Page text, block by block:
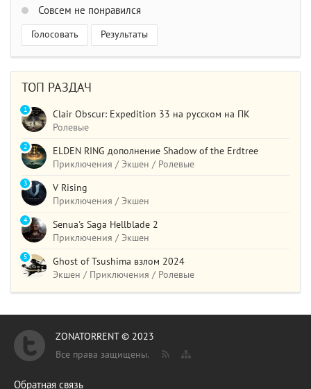
Совсем не понравился
Голосовать Результаты
ТОП РАЗДАЧ
Clair Obscur: Expedition 33 на русском на ПК
Ролевые
1
ELDEN RING дополнение Shadow of the Erdtree
Приключения / Экшен / Ролевые
2
V Rising
Приключения / Экшен
3
Senua's Saga Hellblade 2
Приключения / Экшен
4
Ghost of Tsushima взлом 2024
Экшен / Приключения / Ролевые
5
ZONATORRENT © 2023
Все права защищены.
Обратная связь